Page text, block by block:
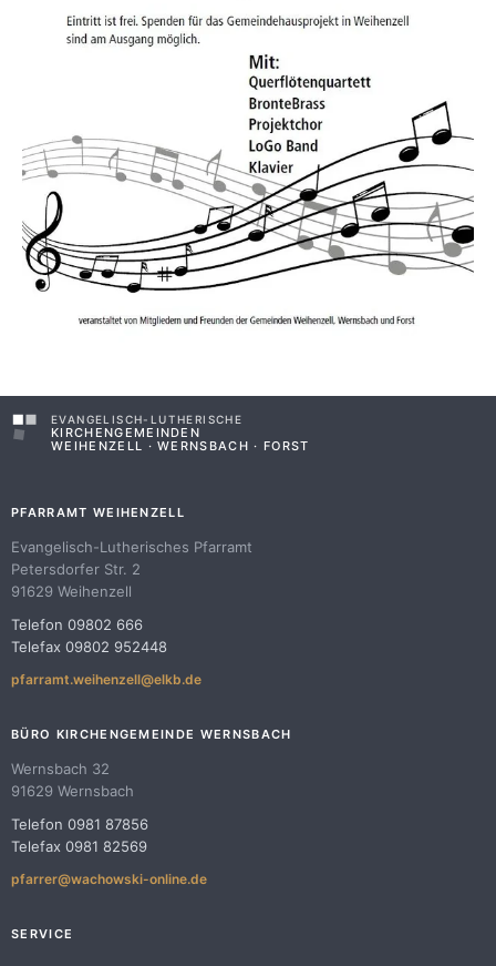
EVANGELISCH-LUTHERISCHE
KIRCHENGEMEINDEN
WEIHENZELL · WERNSBACH · FORST
PFARRAMT WEIHENZELL
Evangelisch-Lutherisches Pfarramt
Petersdorfer Str. 2
91629 Weihenzell
Telefon 09802 666
Telefax 09802 952448
pfarramt.weihenzell@elkb.de
BÜRO KIRCHENGEMEINDE WERNSBACH
Wernsbach 32
91629 Wernsbach
Telefon 0981 87856
Telefax 0981 82569
pfarrer@wachowski-online.de
SERVICE